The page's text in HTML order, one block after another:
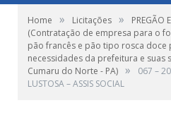
Home » Licitações »
PREGÃO
(Contratação de empresa para o
pão francês e pão tipo rosca doce
necessidades da prefeitura e suas
Cumaru do Norte - PA) »
067 –
LUSTOSA – ASSIS SOCIAL